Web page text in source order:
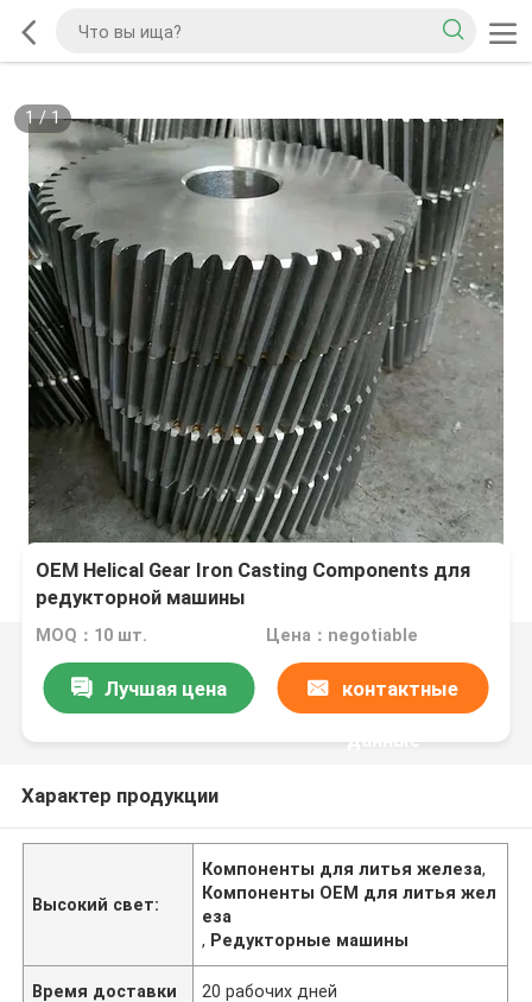
1/1
OEM Helical Gear Iron Casting Components для
редукторной машины
MOQ：10 шт. Цена：negotiable
Лучшая цена контактные
данные
Характер продукции
Высокий свет:
Компоненты для литья железа,
Компоненты OEM для литья жел
еза
, Редукторные машины
Время доставки 20 рабочих дней